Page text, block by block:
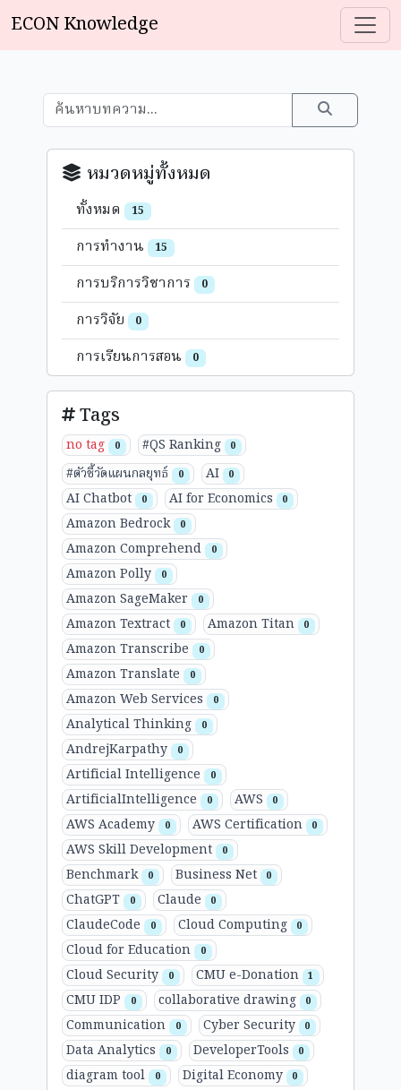
ECON Knowledge
หมวดหมู่ทั้งหมด
ทั้งหมด 15
การทำงาน 15
การบริการวิชาการ 0
การวิจัย 0
การเรียนการสอน 0
Tags
no tag 0 #QS Ranking 0
#ตัวชี้วัดแผนกลยุทธ์ 0 AI 0
AI Chatbot 0 AI for Economics 0
Amazon Bedrock 0
Amazon Comprehend 0
Amazon Polly 0
Amazon SageMaker 0
Amazon Textract 0 Amazon Titan 0
Amazon Transcribe 0
Amazon Translate 0
Amazon Web Services 0
Analytical Thinking 0
AndrejKarpathy 0
Artificial Intelligence 0
ArtificialIntelligence 0 AWS 0
AWS Academy 0 AWS Certification 0
AWS Skill Development 0
Benchmark 0 Business Net 0
ChatGPT 0 Claude 0
ClaudeCode 0 Cloud Computing 0
Cloud for Education 0
Cloud Security 0 CMU e-Donation 1
CMU IDP 0 collaborative drawing 0
Communication 0 Cyber Security 0
Data Analytics 0 DeveloperTools 0
diagram tool 0 Digital Economy 0